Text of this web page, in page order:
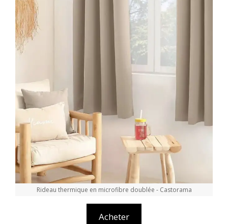
Rideau thermique en microfibre doublée - Castorama
Acheter